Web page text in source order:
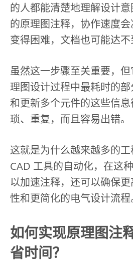
的人都能清楚地理解设计
的原理图注释，协作速度
变得困难，文档也可能达不
虽然这一步骤至关重要，
理图设计过程中最耗时的
和更新多个元件的这些信
琐、重复，而且容易出错。
这就是为什么越来越多的
CAD 工具的自动化，在这
以加速注释，还可以确保
性和更简化的电气设计流程
如何实现原理图注
省时间？